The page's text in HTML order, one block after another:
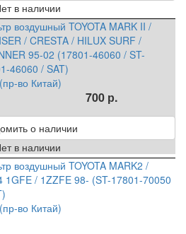
в наличии
воздушный TOYOTA MARK II /
/ CRESTA / HILUX SURF /
95-02 (17801-46060 / ST-
46060 / SAT)
во Китай)
700 р.
о наличии
в наличии
воздушный TOYOTA MARK2 /
1GFE / 1ZZFE 98- (ST-17801-70050
во Китай)